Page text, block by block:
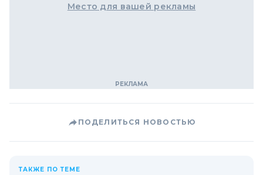
Место для вашей рекламы
ПОДЕЛИТЬСЯ НОВОСТЬЮ
ТАКЖЕ ПО ТЕМЕ